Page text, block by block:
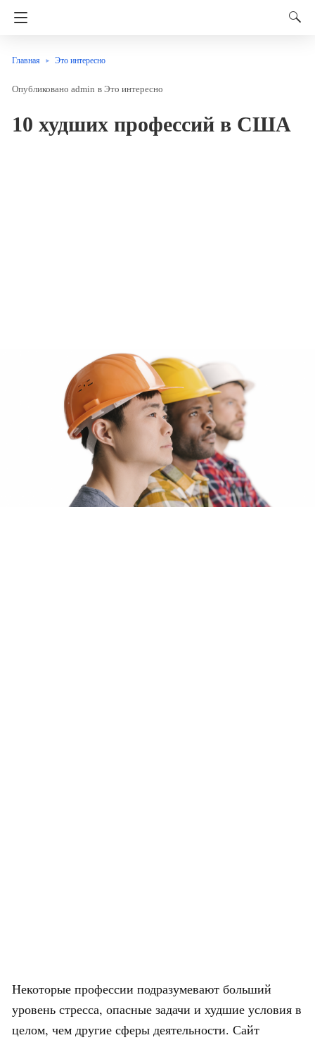
Главная Это интересно
admin в Это интересно
10 худших профессий в США
Некоторые профессии подразумевают больший
уровень стресса, опасные задачи и худшие условия в
целом, чем другие сферы деятельности. Сайт